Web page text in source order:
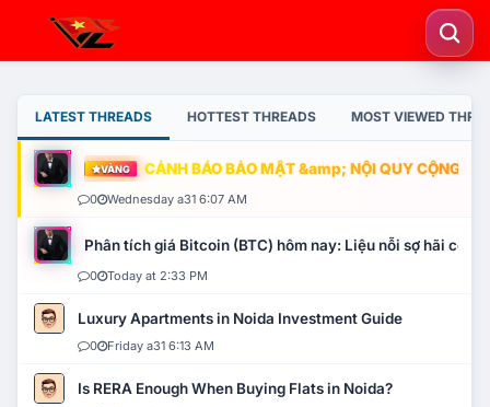
LATEST THREADS HOTTEST THREADS MOST VIEWED
VÀNG CẢNH BÁO BẢO MẬT &amp; NỘI QUY CỘNG
0 Wednesday a31 6:07 AM
Phân tích giá Bitcoin (BTC) hôm nay: Liệu nỗi sợ hãi có
0 Today at 2:33 PM
Luxury Apartments in Noida Investment Guide
0 Friday a31 6:13 AM
Is RERA Enough When Buying Flats in Noida?